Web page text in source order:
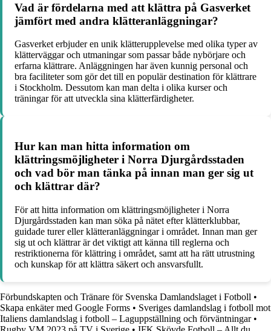
Vad är fördelarna med att klättra på Gasverket
jämfört med andra klätteranläggningar?
Gasverket erbjuder en unik klätterupplevelse med olika typer av
klätterväggar och utmaningar som passar både nybörjare och
erfarna klättrare. Anläggningen har även kunnig personal och
bra faciliteter som gör det till en populär destination för klättrare
i Stockholm. Dessutom kan man delta i olika kurser och
träningar för att utveckla sina klätterfärdigheter.
Hur kan man hitta information om
klättringsmöjligheter i Norra Djurgårdsstaden
och vad bör man tänka på innan man ger sig ut
och klättrar där?
För att hitta information om klättringsmöjligheter i Norra
Djurgårdsstaden kan man söka på nätet efter klätterklubbar,
guidade turer eller klätteranläggningar i området. Innan man ger
sig ut och klättrar är det viktigt att känna till reglerna och
restriktionerna för klättring i området, samt att ha rätt utrustning
och kunskap för att klättra säkert och ansvarsfullt.
Förbundskapten och Tränare för Svenska Damlandslaget i Fotboll •
Skapa enkäter med Google Forms • Sveriges damlandslag i fotboll mot
Italiens damlandslag i fotboll – Laguppställning och förväntningar•